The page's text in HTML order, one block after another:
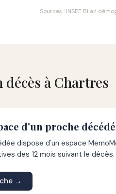
Sources : INSEE Bilan
à Chartres
d'un proche
dispose d'un espace
des 12 mois suivant le décès.
→